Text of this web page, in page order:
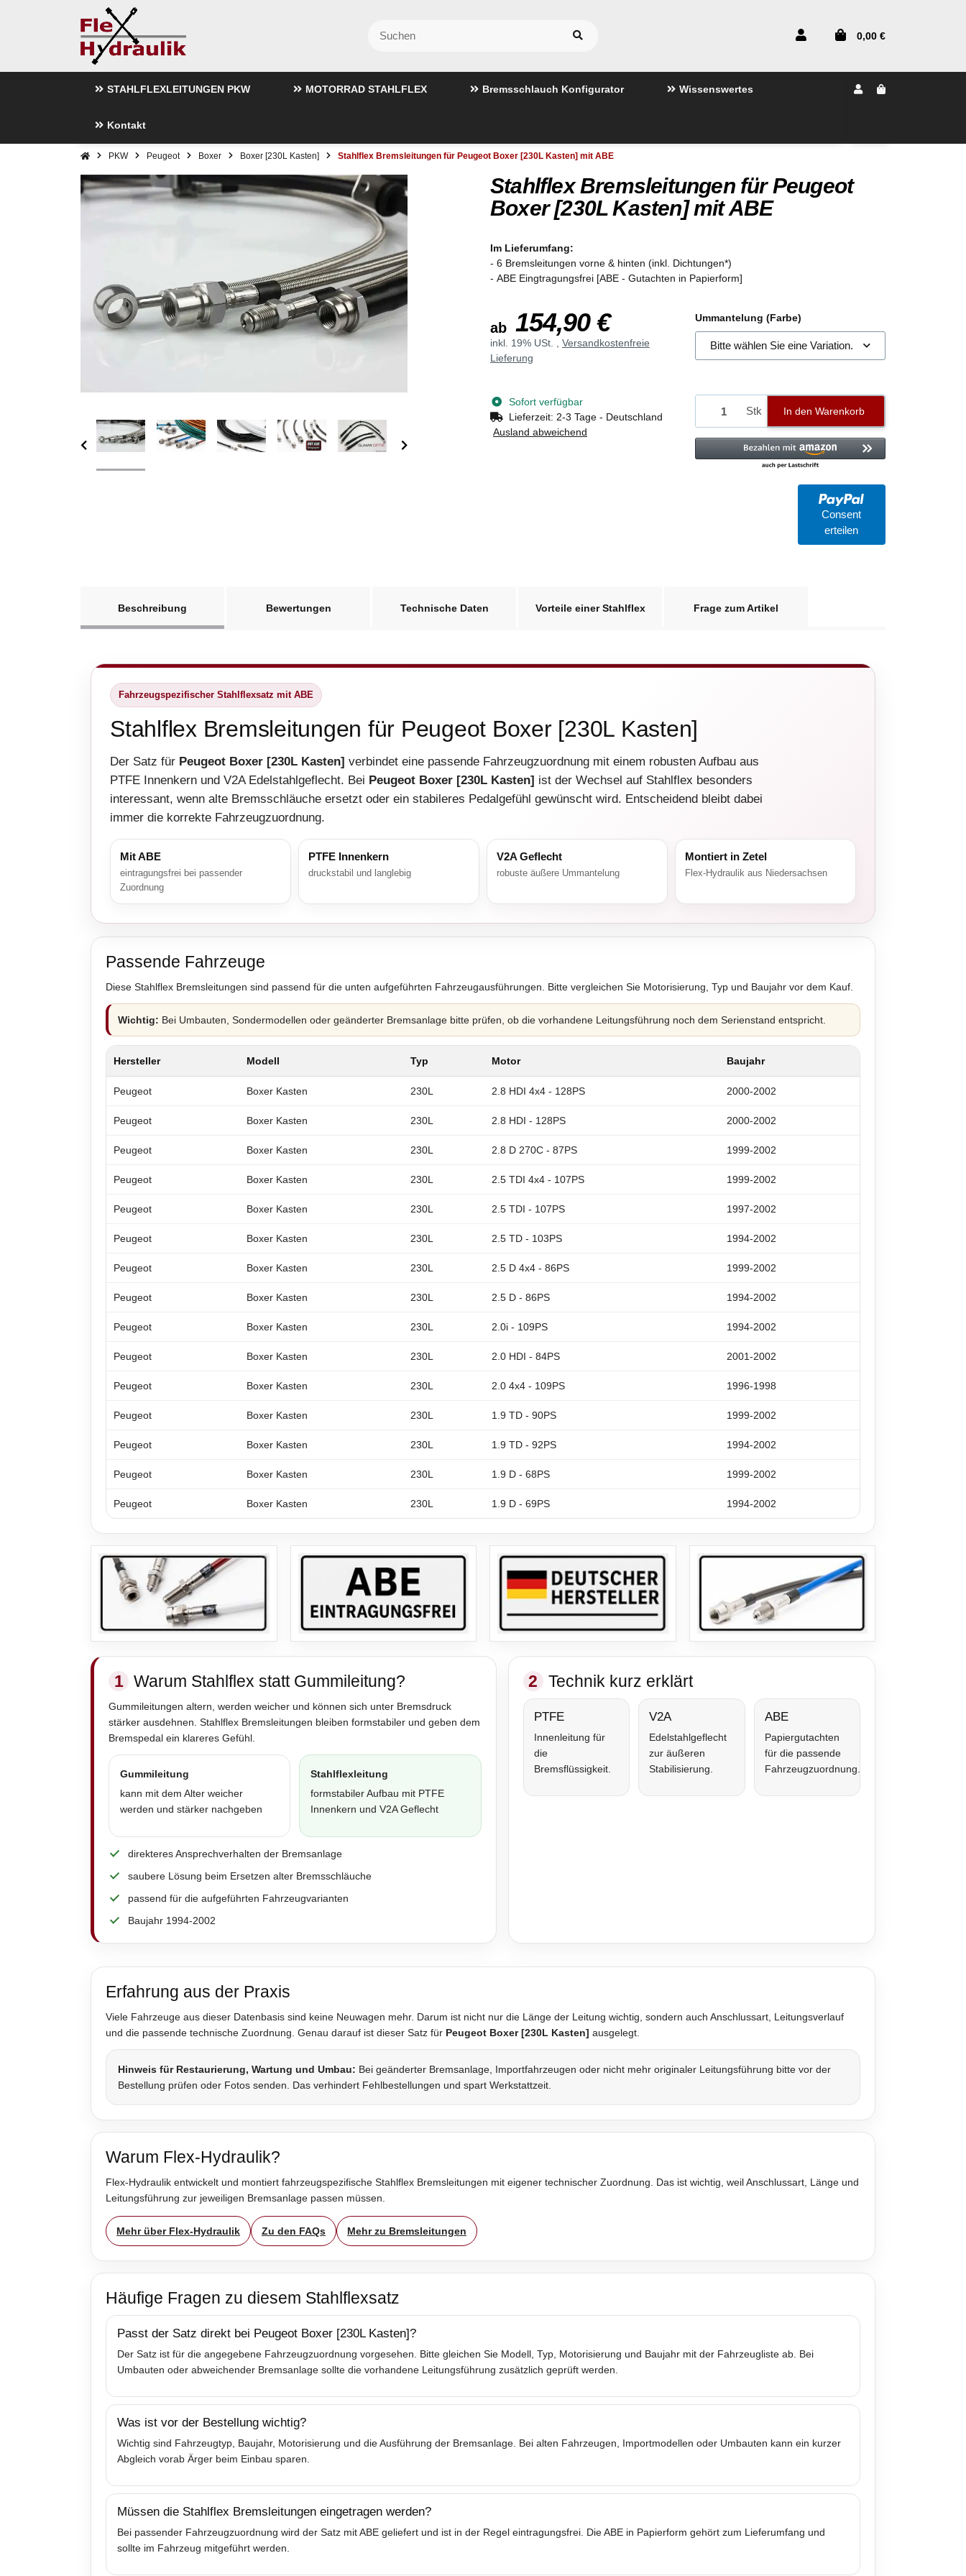
0,00 €
STAHLFLEXLEITUNGEN PKW MOTORRAD STAHLFLEX Bremsschlauch Konfigurator Wissenswertes
Kontakt
PKW Peugeot Boxer Boxer [230L Kasten] Stahlflex Bremsleitungen für Peugeot Boxer [230L Kasten] mit ABE
Stahlflex Bremsleitungen für Peugeot
Boxer [230L Kasten] mit ABE
Im Lieferumfang:
- 6 Bremsleitungen vorne & hinten (inkl. Dichtungen*)
- ABE Eingtragungsfrei [ABE - Gutachten in Papierform]
ab 154,90 €
inkl. 19% USt. , Versandkostenfreie
Lieferung
Sofort verfügbar
Lieferzeit: 2-3 Tage - Deutschland
Ausland abweichend
Ummantelung (Farbe)
Bitte wählen Sie eine Variation.
Stk In den Warenkorb
Consent
erteilen
Beschreibung
Bewertungen Technische Daten Vorteile einer Stahlflex Frage zum Artikel
Fahrzeugspezifischer Stahlflexsatz mit ABE
Stahlflex Bremsleitungen für Peugeot Boxer [230L Kasten]
Der Satz für Peugeot Boxer [230L Kasten] verbindet eine passende Fahrzeugzuordnung mit einem robusten Aufbau aus
PTFE Innenkern und V2A Edelstahlgeflecht. Bei Peugeot Boxer [230L Kasten] ist der Wechsel auf Stahlflex besonders
interessant, wenn alte Bremsschläuche ersetzt oder ein stabileres Pedalgefühl gewünscht wird. Entscheidend bleibt dabei
immer die korrekte Fahrzeugzuordnung.
Mit ABE
eintragungsfrei bei passender
Zuordnung
PTFE Innenkern
druckstabil und langlebig
V2A Geflecht
robuste äußere Ummantelung
Montiert in Zetel
Flex-Hydraulik aus Niedersachsen
Passende Fahrzeuge
Diese Stahlflex Bremsleitungen sind passend für die unten aufgeführten Fahrzeugausführungen. Bitte vergleichen Sie Motorisierung, Typ und Baujahr vor dem Kauf.
Wichtig: Bei Umbauten, Sondermodellen oder geänderter Bremsanlage bitte prüfen, ob die vorhandene Leitungsführung noch dem Serienstand entspricht.
Hersteller Modell Typ Motor Baujahr
Peugeot Boxer Kasten 230L 2.8 HDI 4x4 - 128PS 2000-2002
Peugeot Boxer Kasten 230L 2.8 HDI - 128PS 2000-2002
Peugeot Boxer Kasten 230L 2.8 D 270C - 87PS 1999-2002
Peugeot Boxer Kasten 230L 2.5 TDI 4x4 - 107PS 1999-2002
Peugeot Boxer Kasten 230L 2.5 TDI - 107PS 1997-2002
Peugeot Boxer Kasten 230L 2.5 TD - 103PS 1994-2002
Peugeot Boxer Kasten 230L 2.5 D 4x4 - 86PS 1999-2002
Peugeot Boxer Kasten 230L 2.5 D - 86PS 1994-2002
Peugeot Boxer Kasten 230L 2.0i - 109PS 1994-2002
Peugeot Boxer Kasten 230L 2.0 HDI - 84PS 2001-2002
Peugeot Boxer Kasten 230L 2.0 4x4 - 109PS 1996-1998
Peugeot Boxer Kasten 230L 1.9 TD - 90PS 1999-2002
Peugeot Boxer Kasten 230L 1.9 TD - 92PS 1994-2002
Peugeot Boxer Kasten 230L 1.9 D - 68PS 1999-2002
Peugeot Boxer Kasten 230L 1.9 D - 69PS 1994-2002
1 Warum Stahlflex statt Gummileitung?
Gummileitungen altern, werden weicher und können sich unter Bremsdruck
stärker ausdehnen. Stahlflex Bremsleitungen bleiben formstabiler und geben dem
Bremspedal ein klareres Gefühl.
Gummileitung
kann mit dem Alter weicher
werden und stärker nachgeben
Stahlflexleitung
formstabiler Aufbau mit PTFE
Innenkern und V2A Geflecht
direkteres Ansprechverhalten der Bremsanlage
saubere Lösung beim Ersetzen alter Bremsschläuche
passend für die aufgeführten Fahrzeugvarianten
Baujahr 1994-2002
2 Technik kurz erklärt
PTFE
Innenleitung für
die
Bremsflüssigkeit.
V2A
Edelstahlgeflecht
zur äußeren
Stabilisierung.
ABE
Papiergutachten
für die passende
Fahrzeugzuordnung.
Erfahrung aus der Praxis
Viele Fahrzeuge aus dieser Datenbasis sind keine Neuwagen mehr. Darum ist nicht nur die Länge der Leitung wichtig, sondern auch Anschlussart, Leitungsverlauf
und die passende technische Zuordnung. Genau darauf ist dieser Satz für Peugeot Boxer [230L Kasten] ausgelegt.
Hinweis für Restaurierung, Wartung und Umbau: Bei geänderter Bremsanlage, Importfahrzeugen oder nicht mehr originaler Leitungsführung bitte vor der
Bestellung prüfen oder Fotos senden. Das verhindert Fehlbestellungen und spart Werkstattzeit.
Warum Flex-Hydraulik?
Flex-Hydraulik entwickelt und montiert fahrzeugspezifische Stahlflex Bremsleitungen mit eigener technischer Zuordnung. Das ist wichtig, weil Anschlussart, Länge und
Leitungsführung zur jeweiligen Bremsanlage passen müssen.
Mehr über Flex-Hydraulik Zu den FAQs Mehr zu Bremsleitungen
Häufige Fragen zu diesem Stahlflexsatz
Passt der Satz direkt bei Peugeot Boxer [230L Kasten]?
Der Satz ist für die angegebene Fahrzeugzuordnung vorgesehen. Bitte gleichen Sie Modell, Typ, Motorisierung und Baujahr mit der Fahrzeugliste ab. Bei
Umbauten oder abweichender Bremsanlage sollte die vorhandene Leitungsführung zusätzlich geprüft werden.
Was ist vor der Bestellung wichtig?
Wichtig sind Fahrzeugtyp, Baujahr, Motorisierung und die Ausführung der Bremsanlage. Bei alten Fahrzeugen, Importmodellen oder Umbauten kann ein kurzer
Abgleich vorab Ärger beim Einbau sparen.
Müssen die Stahlflex Bremsleitungen eingetragen werden?
Bei passender Fahrzeugzuordnung wird der Satz mit ABE geliefert und ist in der Regel eintragungsfrei. Die ABE in Papierform gehört zum Lieferumfang und
sollte im Fahrzeug mitgeführt werden.